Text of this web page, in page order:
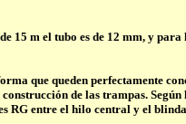
m el tubo es de 12 mm, y
que queden perfectamente
de las trampas.
RG entre el hilo central y el